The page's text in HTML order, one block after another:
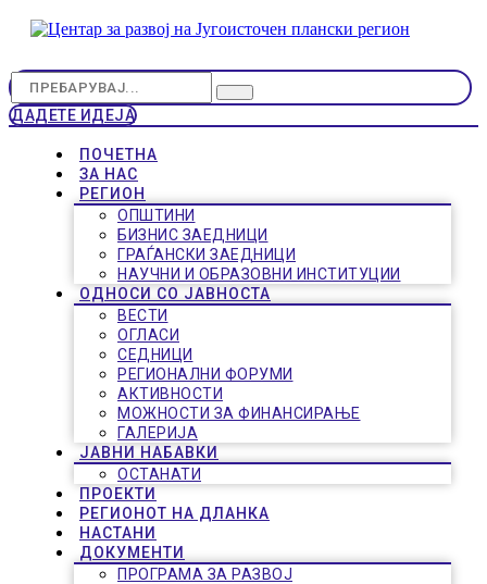
ДАДЕТЕ ИДЕЈА
ПОЧЕТНА
ЗА НАС
РЕГИОН
ОПШТИНИ
БИЗНИС ЗАЕДНИЦИ
ГРАЃАНСКИ ЗАЕДНИЦИ
НАУЧНИ И ОБРАЗОВНИ ИНСТИТУЦИИ
ОДНОСИ СО ЈАВНОСТА
ВЕСТИ
ОГЛАСИ
СЕДНИЦИ
РЕГИОНАЛНИ ФОРУМИ
АКТИВНОСТИ
МОЖНОСТИ ЗА ФИНАНСИРАЊЕ
ГАЛЕРИЈА
ЈАВНИ НАБАВКИ
ОСТАНАТИ
ПРОЕКТИ
РЕГИОНОТ НА ДЛАНКА
НАСТАНИ
ДОКУМЕНТИ
ПРОГРАМА ЗА РАЗВОЈ